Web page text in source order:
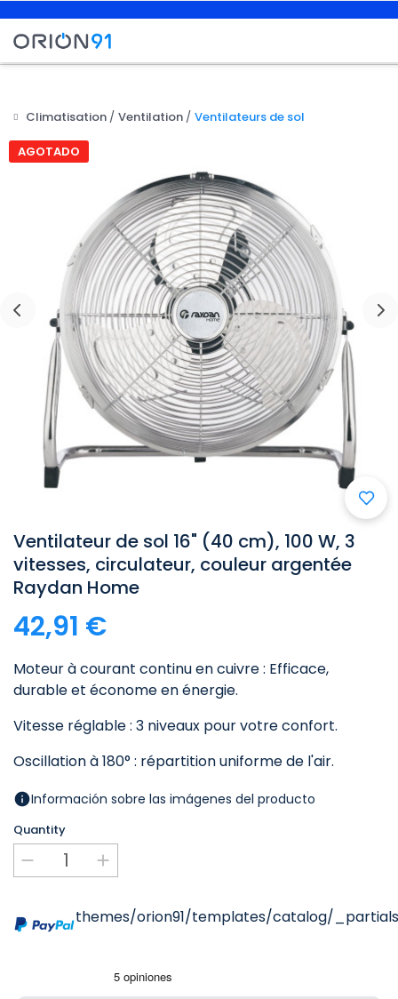
Climatisation Ventilation Ventilateurs de sol
AGOTADO


Ventilateur de sol 16" (40 cm), 100 W, 3
vitesses, circulateur, couleur argentée
Raydan Home
42,91 €
Moteur à courant continu en cuivre : Efficace,
durable et économe en énergie.
Vitesse réglable : 3 niveaux pour votre confort.
Oscillation à 180° : répartition uniforme de l'air.
Información sobre las imágenes del producto
Quantity
themes/orion91/templates/catalog/